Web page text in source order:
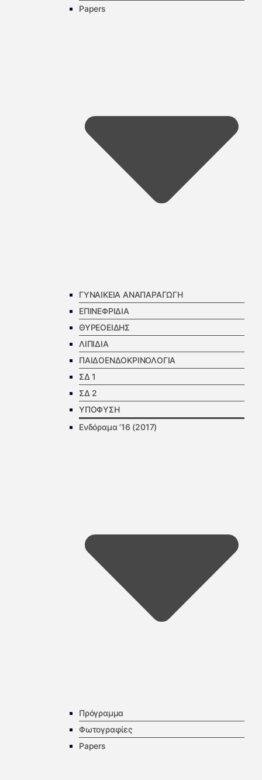
Papers
ΓΥΝΑΙΚΕΙΑ ΑΝΑΠΑΡΑΓΩΓΗ
ΕΠΙΝΕΦΡΙΔΙΑ
ΘΥΡΕΟΕΙΔΗΣ
ΛΙΠΙΔΙΑ
ΠΑΙΔΟΕΝΔΟΚΡΙΝΟΛΟΓΙΑ
ΣΔ 1
ΣΔ 2
ΥΠΟΦΥΣΗ
Ενδόραμα ’16 (2017)
Πρόγραμμα
Φωτογραφίες
Papers